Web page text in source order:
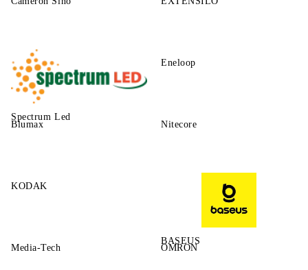
Spectrum Led
Eneloop
Blumax Nitecore
KODAK
BASEUS
Media-Tech OMRON